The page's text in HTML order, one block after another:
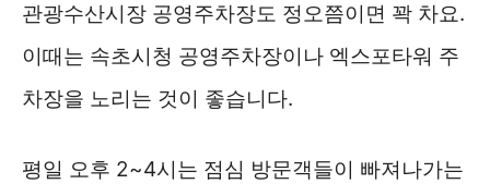
관광수산시장 공영주차장도 정오쯤이면 꽉 차요.
이때는 속초시청 공영주차장이나 엑스포타워 주
차장을 노리는 것이 좋습니다.
평일 오후 2~4시는 점심 방문객들이 빠져나가는